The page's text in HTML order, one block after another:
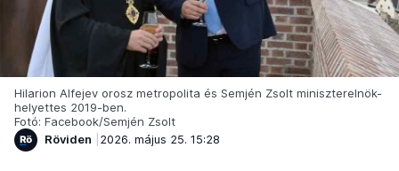
Hilarion Alfejev orosz metropolita és Semjén Zsolt miniszterelnök-
helyettes 2019-ben.
Fotó: Facebook/Semjén Zsolt
Röviden
2026. május 25. 15:28